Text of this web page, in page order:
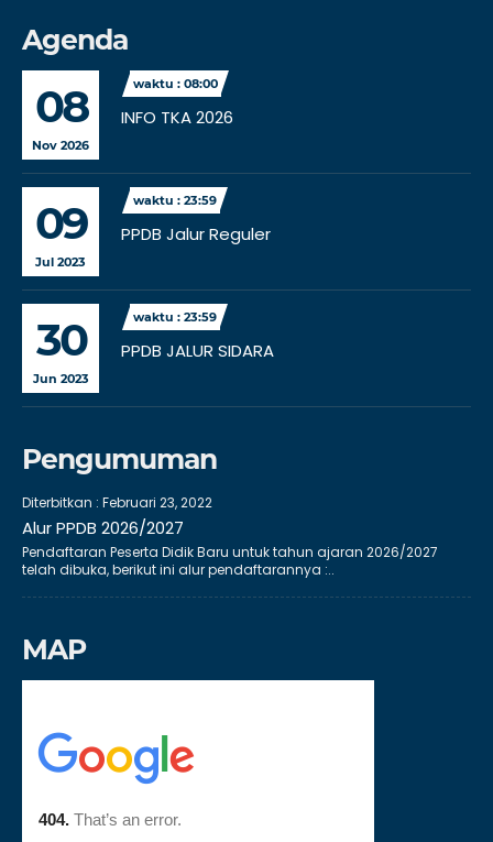
Agenda
08
Nov 2026
waktu : 08:00
INFO TKA 2026
09
Jul 2023
waktu : 23:59
PPDB Jalur Reguler
30
Jun 2023
waktu : 23:59
PPDB JALUR SIDARA
Pengumuman
Diterbitkan : Februari 23, 2022
Alur PPDB 2026/2027
Pendaftaran Peserta Didik Baru untuk tahun ajaran 2026/2027
telah dibuka, berikut ini alur pendaftarannya :..
MAP